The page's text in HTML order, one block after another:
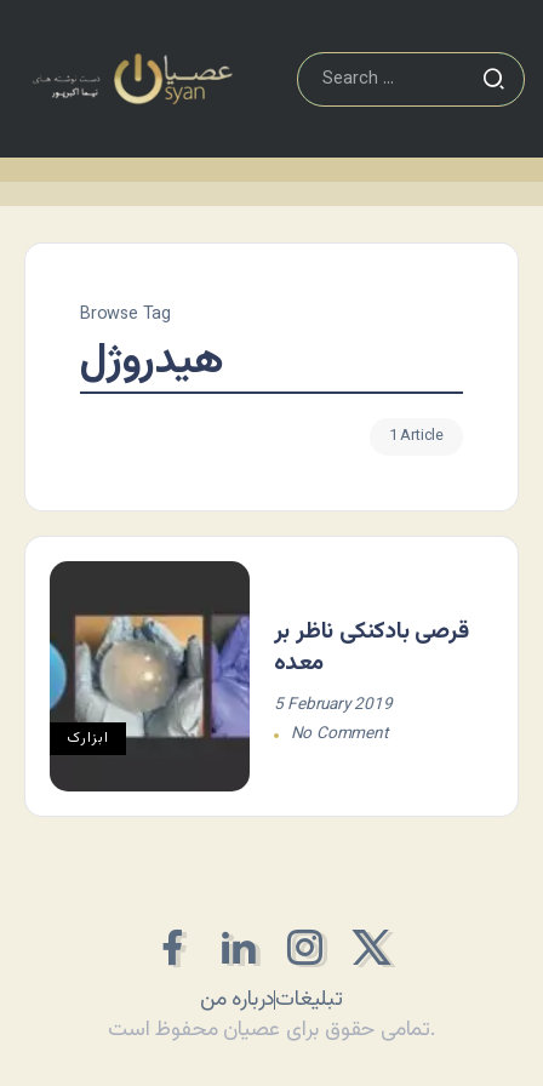
Browse Tag
هیدروژل
1 Article
ابزارک
قرصی بادکنکی ناظر بر
معده
5 February 2019
No Comment
درباره منتبلیغات
تمامی حقوق برای عصیان محفوظ است.